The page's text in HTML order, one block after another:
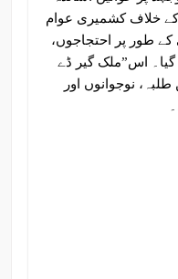
خلاف کشمیری عوام
طور پر احتجاجوں،
گیا۔ اس”ملک گیر ڈے
نوجوانوں اور